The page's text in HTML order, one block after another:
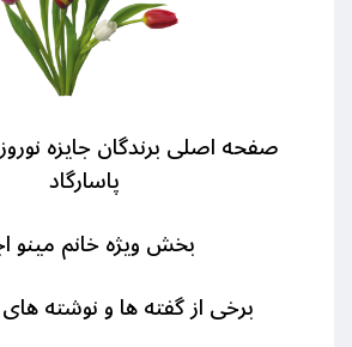
صفحه اصلی برندگان جایزه
پاسارگاد
بخش ویژه خانم مینو
برخی از گفته ها و نوشته